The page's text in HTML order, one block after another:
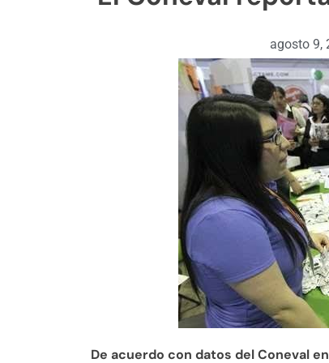
agosto 9,
De acuerdo con datos del Coneval